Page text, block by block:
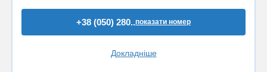
+38 (050) 280..показати номер
Докладніше